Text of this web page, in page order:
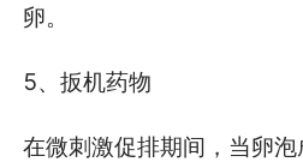
卵。
5、扳机药物
在微刺激促排期间，当卵